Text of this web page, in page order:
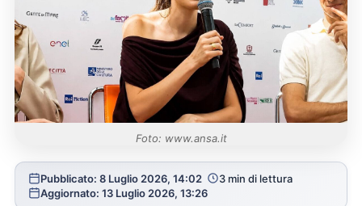
Foto: www.ansa.it
Pubblicato: 8 Luglio 2026, 14:02
3 min di lettura
Aggiornato: 13 Luglio 2026, 13:26